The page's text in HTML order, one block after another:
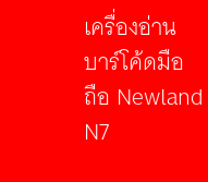
เครื่องอ่าน
บาร์โค้ดมือ
ถือ Newland
N7